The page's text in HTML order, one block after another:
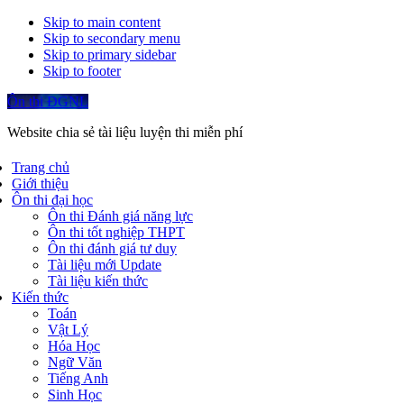
Skip to main content
Skip to secondary menu
Skip to primary sidebar
Skip to footer
Ôn thi ĐGNL
Website chia sẻ tài liệu luyện thi miễn phí
Trang chủ
Giới thiệu
Ôn thi đại học
Ôn thi Đánh giá năng lực
Ôn thi tốt nghiệp THPT
Ôn thi đánh giá tư duy
Tài liệu mới Update
Tài liệu kiến thức
Kiến thức
Toán
Vật Lý
Hóa Học
Ngữ Văn
Tiếng Anh
Sinh Học